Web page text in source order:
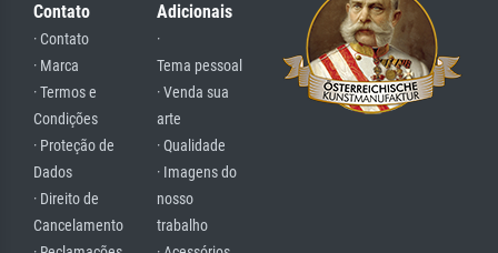
Contato
· Contato
· Marca
· Termos e
Condições
· Proteção de
Dados
· Direito de
Cancelamento
Adicionais
·
Tema pessoal
· Venda sua
arte
· Qualidade
· Imagens do
nosso
trabalho